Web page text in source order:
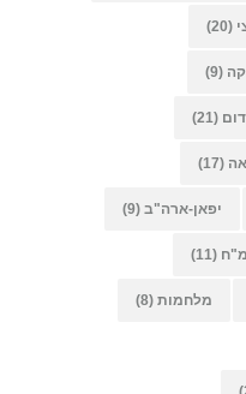
(20)
(9)
(21)
(17)
יפאן-ארה"ב (9)
(11)
מלחמות (8)